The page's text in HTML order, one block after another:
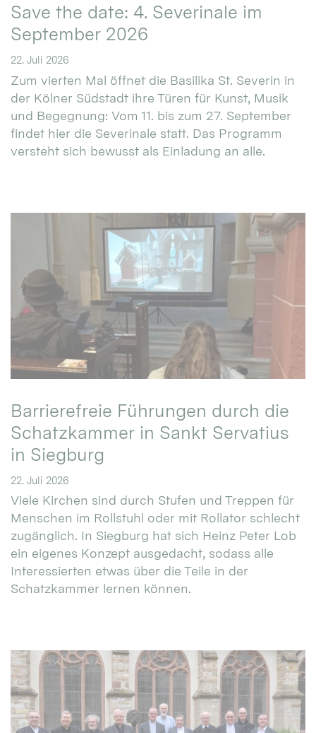
Save the date: 4. Severinale im
September 2026
22. Juli 2026
Zum vierten Mal öffnet die Basilika St. Severin in
der Kölner Südstadt ihre Türen für Kunst, Musik
und Begegnung: Vom 11. bis zum 27. September
findet hier die Severinale statt. Das Programm
versteht sich bewusst als Einladung an alle.
Barrierefreie Führungen durch die
Schatzkammer in Sankt Servatius
in Siegburg
22. Juli 2026
Viele Kirchen sind durch Stufen und Treppen für
Menschen im Rollstuhl oder mit Rollator schlecht
zugänglich. In Siegburg hat sich Heinz Peter Lob
ein eigenes Konzept ausgedacht, sodass alle
Interessierten etwas über die Teile in der
Schatzkammer lernen können.